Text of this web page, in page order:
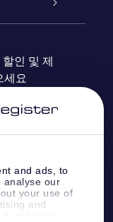
and ads, to
analyse our
your use of
and
인 및 제
세요